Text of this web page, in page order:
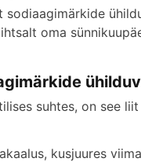
sodiaagimärkide
oma
suhtes, on see
kusjuures